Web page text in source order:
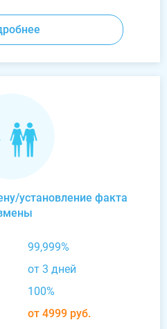
установление факта
99,999%
от 3 дней
100%
от 4999 руб.